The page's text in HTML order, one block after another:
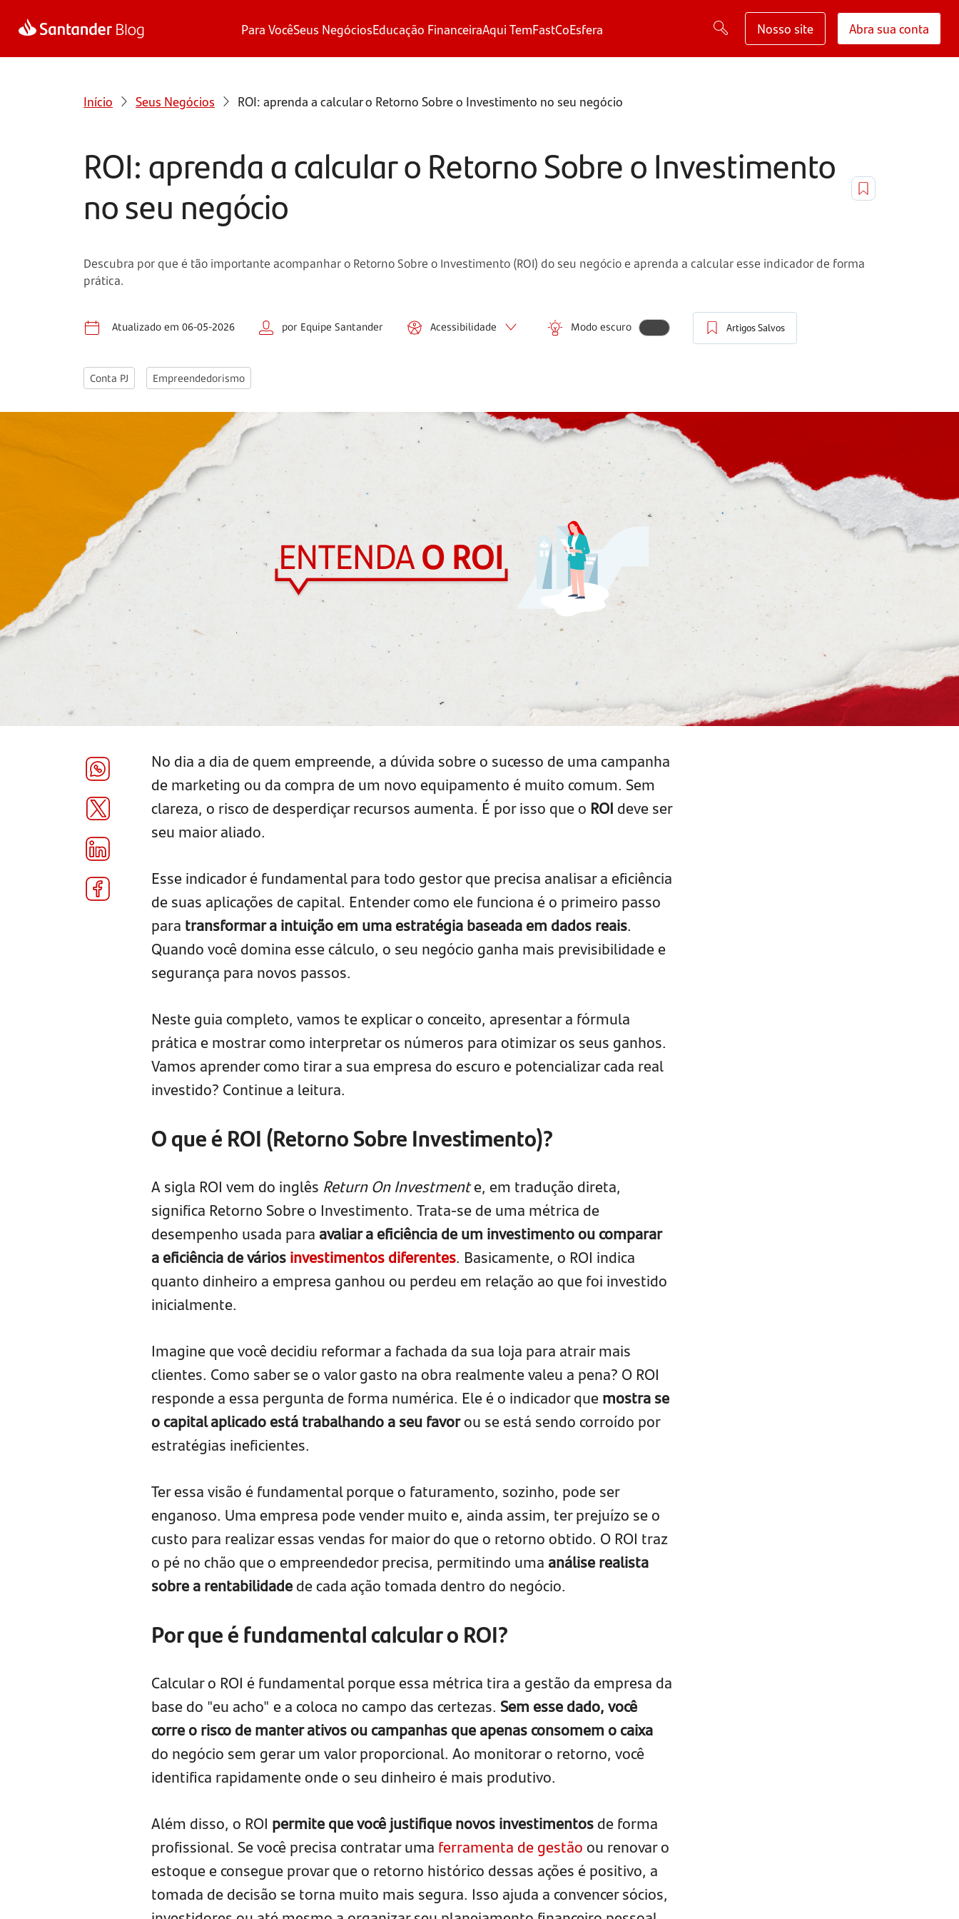
Para VocêSeus NegóciosEducação FinanceiraAqui TemFastCoEsfera Nosso site Abra sua conta
Início Seus Negócios ROI: aprenda a calcular o Retorno Sobre o Investimento no seu negócio
ROI: aprenda a calcular o Retorno Sobre o Investimento
no seu negócio
Descubra por que é tão importante acompanhar o Retorno Sobre o Investimento (ROI) do seu negócio e aprenda a calcular esse indicador de forma
prática.
Atualizado em 06-05-2026 por Equipe Santander Acessibilidade Modo escuro Artigos Salvos
Conta PJ Empreendedorismo
No dia a dia de quem empreende, a dúvida sobre o sucesso de uma campanha
de marketing ou da compra de um novo equipamento é muito comum. Sem
clareza, o risco de desperdiçar recursos aumenta. É por isso que o ROI deve ser
seu maior aliado.
Esse indicador é fundamental para todo gestor que precisa analisar a eficiência
de suas aplicações de capital. Entender como ele funciona é o primeiro passo
para transformar a intuição em uma estratégia baseada em dados reais.
Quando você domina esse cálculo, o seu negócio ganha mais previsibilidade e
segurança para novos passos.
Neste guia completo, vamos te explicar o conceito, apresentar a fórmula
prática e mostrar como interpretar os números para otimizar os seus ganhos.
Vamos aprender como tirar a sua empresa do escuro e potencializar cada real
investido? Continue a leitura.
O que é ROI (Retorno Sobre Investimento)?
A sigla ROI vem do inglês Return On Investmente, em tradução direta,
significa Retorno Sobre o Investimento. Trata-se de uma métrica de
desempenho usada para avaliar a eficiência de um investimento ou comparar
a eficiência de váriosinvestimentos diferentes. Basicamente, o ROI indica
quanto dinheiro a empresa ganhou ou perdeu em relação ao que foi investido
inicialmente.
Imagine que você decidiu reformar a fachada da sua loja para atrair mais
clientes. Como saber se o valor gasto na obra realmente valeu a pena? O ROI
responde a essa pergunta de forma numérica. Ele é o indicador quemostra se
o capital aplicado está trabalhando a seu favorou se está sendo corroído por
estratégias ineficientes.
Ter essa visão é fundamental porque o faturamento, sozinho, pode ser
enganoso. Uma empresa pode vender muito e, ainda assim, ter prejuízo se o
custo para realizar essas vendas for maior do que o retorno obtido. O ROI traz
o pé no chão que o empreendedor precisa, permitindo uma análise realista
sobre a rentabilidadede cada ação tomada dentro do negócio.
Por que é fundamental calcular o ROI?
Calcular o ROI é fundamental porque essa métrica tira a gestão da empresa da
base do "eu acho" e a coloca no campo das certezas. Sem esse dado, você
corre o risco de manter ativos ou campanhas que apenas consomem o caixa
do negócio sem gerar um valor proporcional. Ao monitorar o retorno, você
identifica rapidamente onde o seu dinheiro é mais produtivo.
Além disso, o ROI permite que você justifique novos investimentosde forma
profissional. Se você precisa contratar uma ferramenta de gestãoou renovar o
estoque e consegue provar que o retorno histórico dessas ações é positivo, a
tomada de decisão se torna muito mais segura. Isso ajuda a convencer sócios,